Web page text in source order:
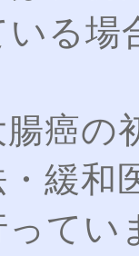
る場
癌の
緩和
てい